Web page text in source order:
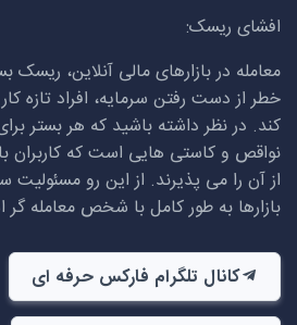
افشای ریسک:
معامله در بازارهای مالی آنلاین، ریسک
خطر از دست رفتن سرمایه، افراد تازه
کند. در نظر داشته باشید که هر بستر
نواقص و کاستی هایی است که کاربران
از آن را می پذیرند. از این رو مسئولیت
بازارها به طور کامل با شخص معامله
کانال تلگرام فارکس حرفه ای